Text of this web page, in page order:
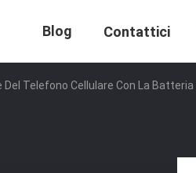
Blog Contattici
Telefono Cellulare Con La